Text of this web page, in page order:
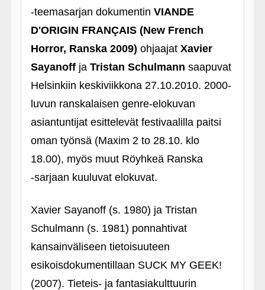
‑teemasarjan dokumentin VIANDE
D'ORIGIN FRANÇAIS (New French
Horror, Ranska 2009) ohjaajat Xavier
Sayanoff ja Tristan Schulmann saapuvat
Helsinkiin keskiviikkona 27.10.2010. 2000-
luvun ranskalaisen genre-elokuvan
asiantuntijat esittelevät festivaalilla paitsi
oman työnsä (Maxim 2 to 28.10. klo
18.00), myös muut Röyhkeä Ranska
‑sarjaan kuuluvat elokuvat.
Xavier Sayanoff (s. 1980) ja Tristan
Schulmann (s. 1981) ponnahtivat
kansainväliseen tietoisuuteen
esikoisdokumentillaan SUCK MY GEEK!
(2007). Tieteis- ja fantasiakulttuurin